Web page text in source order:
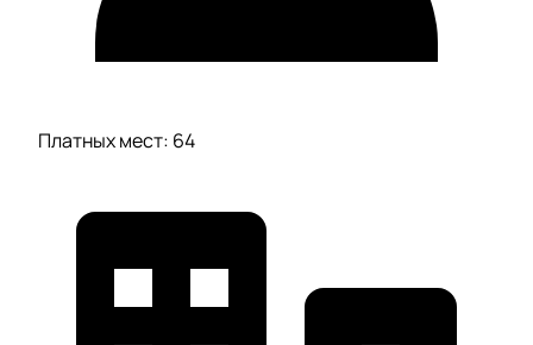
Платных мест: 64